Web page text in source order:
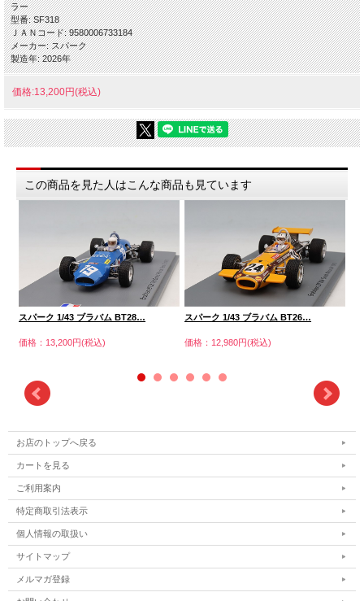
ラー
型番: SF318
ＪＡＮコード: 9580006733184
メーカー: スパーク
製造年: 2026年
価格:13,200円(税込)
この商品を見た人はこんな商品も見ています
スパーク 1/43 ブラバム BT28…
価格：13,200円(税込)
スパーク 1/43 ブラバム BT26…
価格：12,980円(税込)
お店のトップへ戻る
カートを見る
ご利用案内
特定商取引法表示
個人情報の取扱い
サイトマップ
メルマガ登録